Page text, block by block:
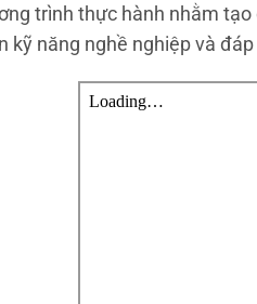
trình thực hành nhằm
kỹ năng nghề nghiệp và